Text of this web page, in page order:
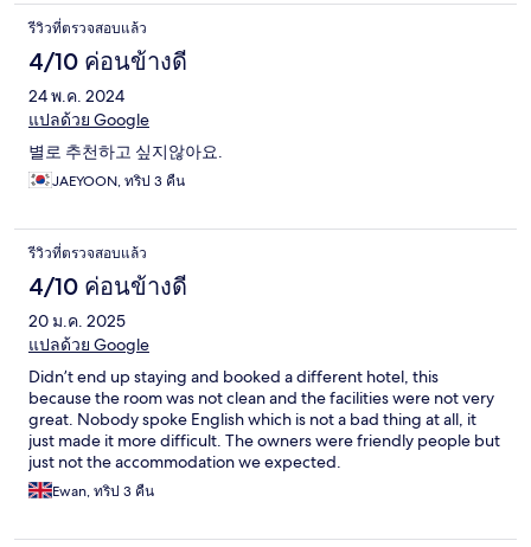
welcoming, even assisting with luggage. Facilities include all the
essentials, plus a nice swimming pool and a restaurant with a
variety of tasty dishes. I had a small issue with the TV, but it was
promptly resolved. Overall, excellent value for money and a stay
that exceeded expectations.
รีวิวที่ตรวจสอบแล้ว
4/10 ค่อนข้างดี
24 พ.ค. 2024
แปลด้วย Google
별로 추천하고 싶지않아요.
JAEYOON, ทริป 3 คืน
รีวิวที่ตรวจสอบแล้ว
4/10 ค่อนข้างดี
20 ม.ค. 2025
แปลด้วย Google
Didn’t end up staying and booked a different hotel, this
because the room was not clean and the facilities were not very
great. Nobody spoke English which is not a bad thing at all, it
just made it more difficult. The owners were friendly people but
just not the accommodation we expected.
Ewan, ทริป 3 คืน